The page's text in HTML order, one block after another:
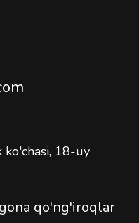
ko'chasi, 18-uy
qo'ng'iroqlar